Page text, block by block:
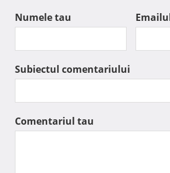
Numele tau
Subiectul comentariului
Comentariul tau